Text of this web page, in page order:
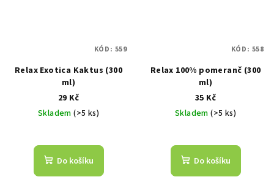
Relax Exotica Kaktus (300
ml)
29 Kč
Skladem(>5 ks)
Do košíku
KÓD: 559
Relax 100% pomeranč (300
ml)
35 Kč
Skladem(>5 ks)
Do košíku
KÓD: 558